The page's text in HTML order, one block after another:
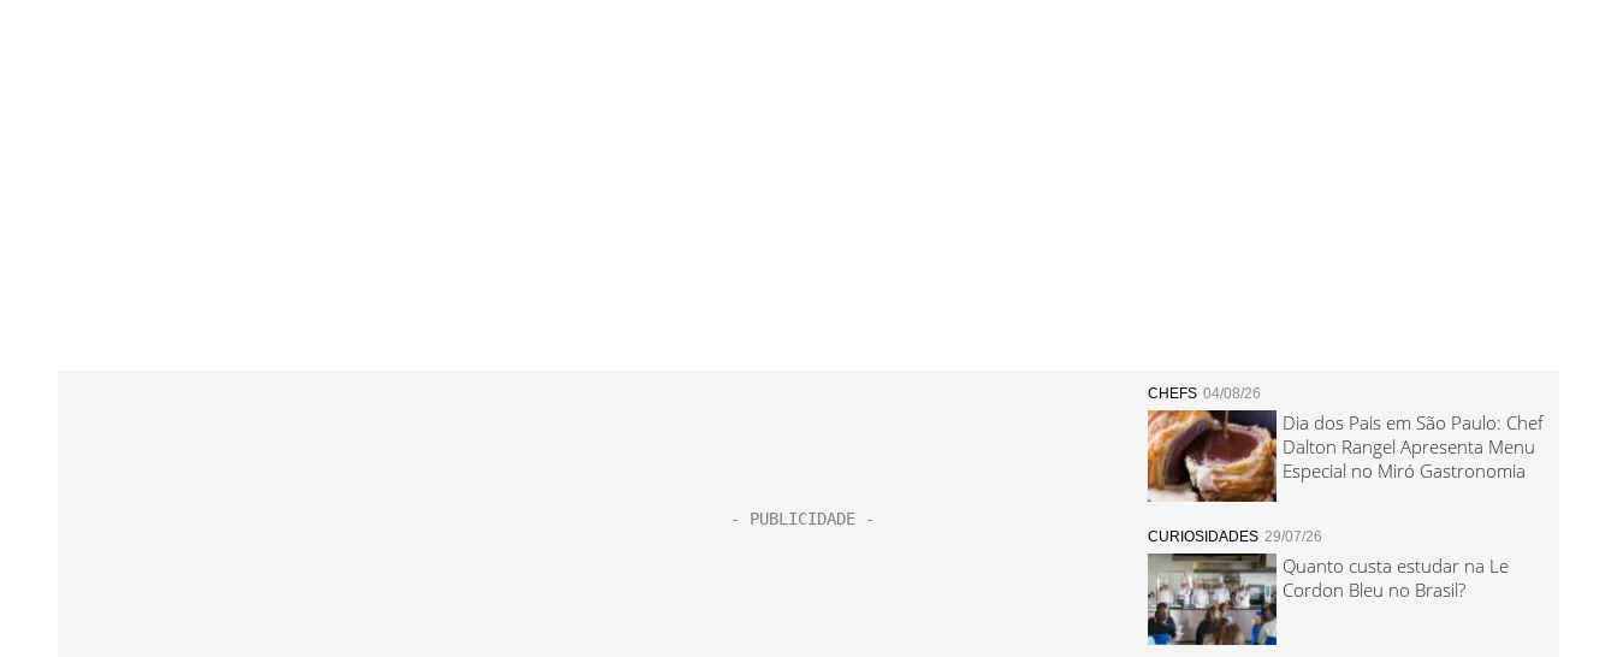
CHEFS 04/08/26
Dia dos Pais em São Paulo: Chef
Dalton Rangel Apresenta Menu
Especial no Miró Gastronomia
CURIOSIDADES 29/07/26
Quanto custa estudar na Le
Cordon Bleu no Brasil?